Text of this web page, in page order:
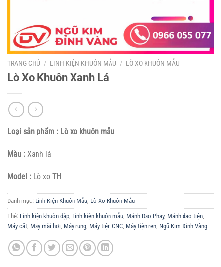
TRANG CHỦ / LINH KIỆN KHUÔN MẪU / LÒ XO KHUÔN MẪU
Lò Xo Khuôn Xanh Lá
Loại sản phẩm : Lò xo khuôn mẫu
Màu : Xanh lá
Model : Lò xo TH
Danh mục: Linh Kiện Khuôn Mẫu Lò Xo Khuôn Mẫu
Thẻ: Linh kiện khuôn dập Linh kiện khuôn mẫu Mảnh Dao Phay, Mảnh dao tiện
Máy cắt Máy mài hơi Máy rung Máy tiện CNC Máy tiện ren Ngũ Kim Đỉnh Vàng